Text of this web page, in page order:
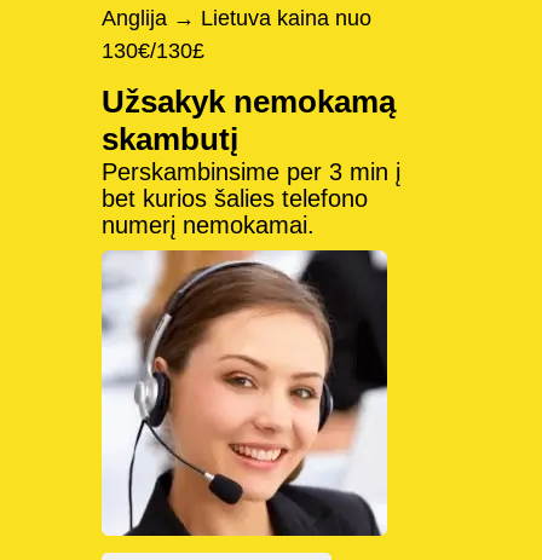
Anglija → Lietuva kaina nuo
130€/130£
Užsakyk nemokamą
skambutį
Perskambinsime per 3 min į
bet kurios šalies telefono
numerį nemokamai.